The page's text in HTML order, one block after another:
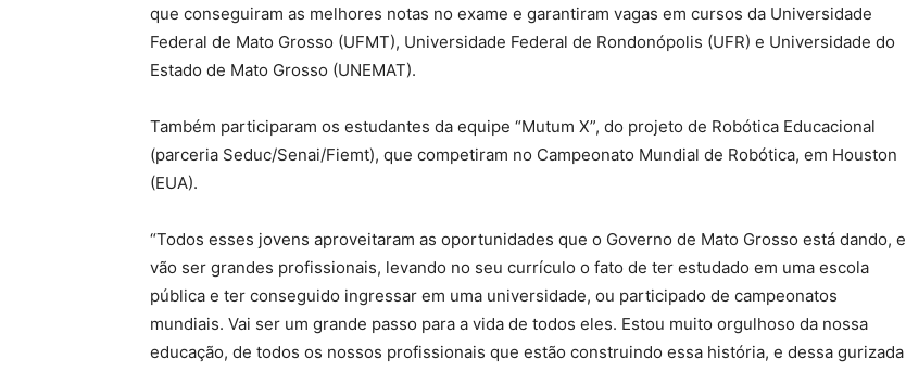
que conseguiram as melhores notas no exame e garantiram vagas em cursos da Universidade
Federal de Mato Grosso (UFMT), Universidade Federal de Rondonópolis (UFR) e Universidade do
Estado de Mato Grosso (UNEMAT).
Também participaram os estudantes da equipe “Mutum X”, do projeto de Robótica Educacional
(parceria Seduc/Senai/Fiemt), que competiram no Campeonato Mundial de Robótica, em Houston
(EUA).
“Todos esses jovens aproveitaram as oportunidades que o Governo de Mato Grosso está dando, e
vão ser grandes profissionais, levando no seu currículo o fato de ter estudado em uma escola
pública e ter conseguido ingressar em uma universidade, ou participado de campeonatos
mundiais. Vai ser um grande passo para a vida de todos eles. Estou muito orgulhoso da nossa
educação, de todos os nossos profissionais que estão construindo essa história, e dessa gurizada